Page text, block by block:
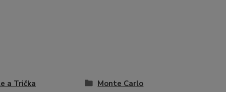
a Trička Monte Carlo